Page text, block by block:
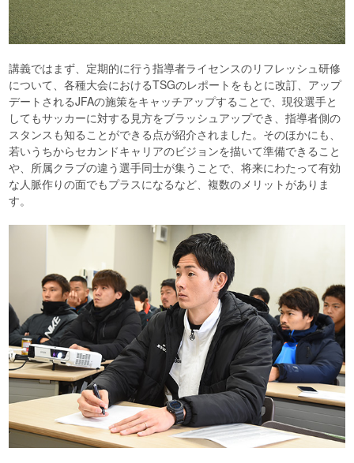
講義ではまず、定期的に行う指導者ライセンスのリフレッシュ研修
について、各種大会におけるTSGのレポートをもとに改訂、アップ
デートされるJFAの施策をキャッチアップすることで、現役選手と
してもサッカーに対する見方をブラッシュアップでき、指導者側の
スタンスも知ることができる点が紹介されました。そのほかにも、
若いうちからセカンドキャリアのビジョンを描いて準備できること
や、所属クラブの違う選手同士が集うことで、将来にわたって有効
な人脈作りの面でもプラスになるなど、複数のメリットがありま
す。